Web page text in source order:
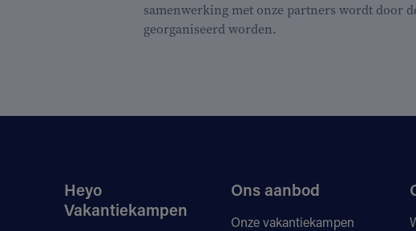
samenwerking met onze partners wordt door
georganiseerd worden.
Heyo
Vakantiekampen
Ons aanbod
Onze vakantiekampen